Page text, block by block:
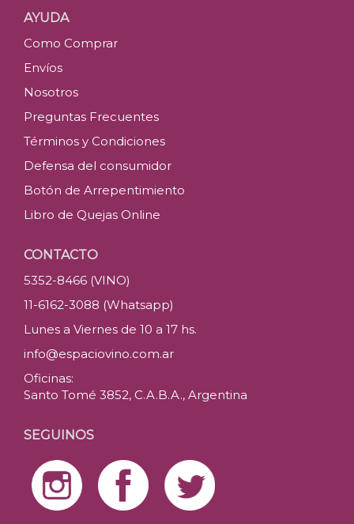
AYUDA
Como Comprar
Envíos
Nosotros
Preguntas Frecuentes
Términos y Condiciones
Defensa del consumidor
Botón de Arrepentimiento
Libro de Quejas Online
CONTACTO
5352-8466 (VINO)
11-6162-3088 (Whatsapp)
Lunes a Viernes de 10 a 17 hs.
info@espaciovino.com.ar
Oficinas:
Santo Tomé 3852, C.A.B.A., Argentina
SEGUINOS